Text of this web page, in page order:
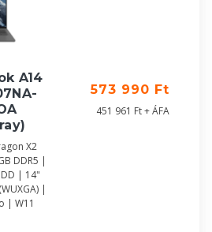
A14
X2
DDR5 |
| 14"
|
| W11
573 990 Ft
451 961 Ft + ÁFA